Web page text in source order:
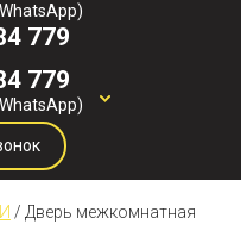
779
779
/ Дверь межкомнатная